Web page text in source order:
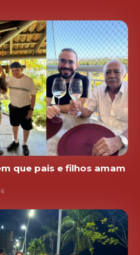
que pais e filhos amam